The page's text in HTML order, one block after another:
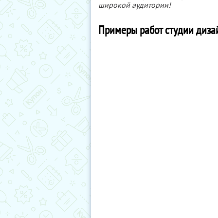
широкой аудитории!
Примеры работ студии